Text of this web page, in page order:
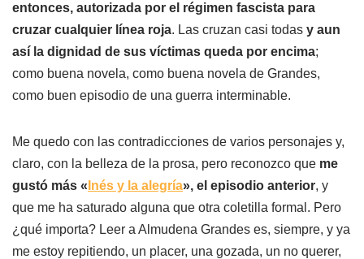
entonces, autorizada por el régimen fascista para
cruzar cualquier línea roja. Las cruzan casi todas y aun
así la dignidad de sus víctimas queda por encima;
como buena novela, como buena novela de Grandes,
como buen episodio de una guerra interminable.
Me quedo con las contradicciones de varios personajes y,
claro, con la belleza de la prosa, pero reconozco que me
gustó más « Inés y la alegría», el episodio anterior, y
que me ha saturado alguna que otra coletilla formal. Pero
¿qué importa? Leer a Almudena Grandes es, siempre, y ya
me estoy repitiendo, un placer, una gozada, un no querer,